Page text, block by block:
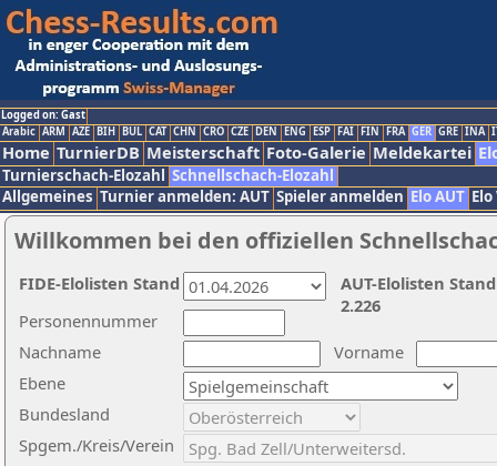
Logged on: Gast
Arabic ARM AZE BIH BUL CAT CHN CRO CZE DEN ENG ESP FAI FIN FRA GER GRE INA
Home TurnierDB Meisterschaft Foto-Galerie Meldekartei
Turnierschach-Elozahl Schnellschach-Elozahl
Allgemeines Turnier anmelden: AUT Spieler anmelden Elo AUT
Willkommen bei den offiziellen
Nachname
Vorname
Ebene
Personennummer
Bundesland
Spgem./Kreis/Verein
AUT-Elolisten
2.226
FIDE-Elolisten Stand